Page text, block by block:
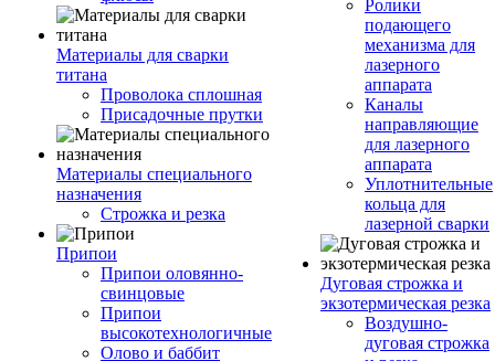
Материалы для сварки
титана
Проволока сплошная
Присадочные прутки
Материалы специального
назначения
Строжка и резка
Припои
Припои оловянно-
свинцовые
Припои
высокотехнологичные
Олово и баббит
Ролики
подающего
механизма для
лазерного
аппарата
Каналы
направляющие
для лазерного
аппарата
Уплотнительные
кольца для
лазерной сварки
Дуговая строжка и
экзотермическая резка
Воздушно-
дуговая строжка